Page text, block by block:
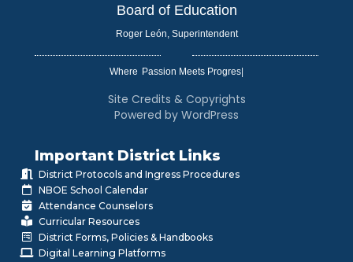
Board of Education
Roger León, Superintendent
Where
Site Credits & Copyrights
Powered by WordPress
Important District Links
District Protocols and Ingress Procedures
NBOE School Calendar
Attendance Counselors
Curricular Resources
District Forms, Policies & Handbooks
Digital Learning Platforms